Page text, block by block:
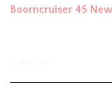
Boorncruiser 45